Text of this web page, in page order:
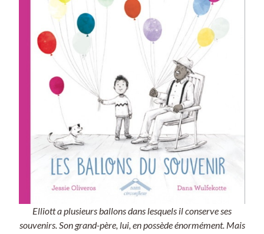
Elliott a plusieurs ballons dans lesquels il conserve ses
souvenirs. Son grand-père, lui, en possède énormément. Mais